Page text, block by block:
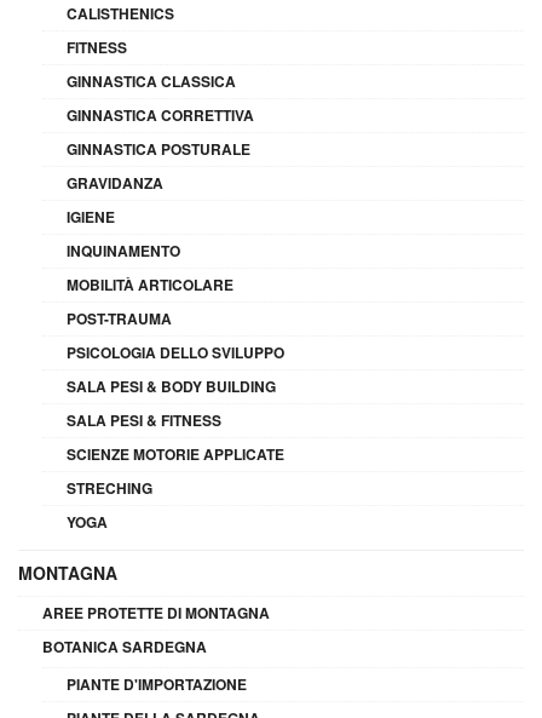
CALISTHENICS
FITNESS
GINNASTICA CLASSICA
GINNASTICA CORRETTIVA
GINNASTICA POSTURALE
GRAVIDANZA
IGIENE
INQUINAMENTO
MOBILITÀ ARTICOLARE
POST-TRAUMA
PSICOLOGIA DELLO SVILUPPO
SALA PESI & BODY BUILDING
SALA PESI & FITNESS
SCIENZE MOTORIE APPLICATE
STRECHING
YOGA
MONTAGNA
AREE PROTETTE DI MONTAGNA
BOTANICA SARDEGNA
PIANTE D'IMPORTAZIONE